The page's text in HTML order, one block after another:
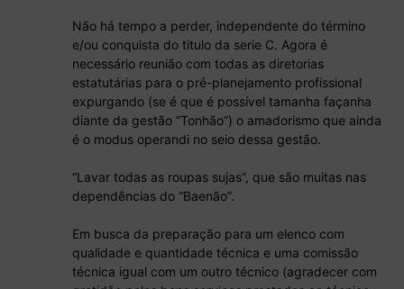
Não há tempo a perder, independente do término
e/ou conquista do titulo da serie C. Agora é
necessário reunião com todas as diretorias
estatutárias para o pré-planejamento profissional
expurgando (se é que é possível tamanha façanha
diante da gestão “Tonhão”) o amadorismo que ainda
é o modus operandi no seio dessa gestão.
“Lavar todas as roupas sujas”, que são muitas nas
dependências do “Baenão”.
Em busca da preparação para um elenco com
qualidade e quantidade técnica e uma comissão
técnica igual com um outro técnico (agradecer com